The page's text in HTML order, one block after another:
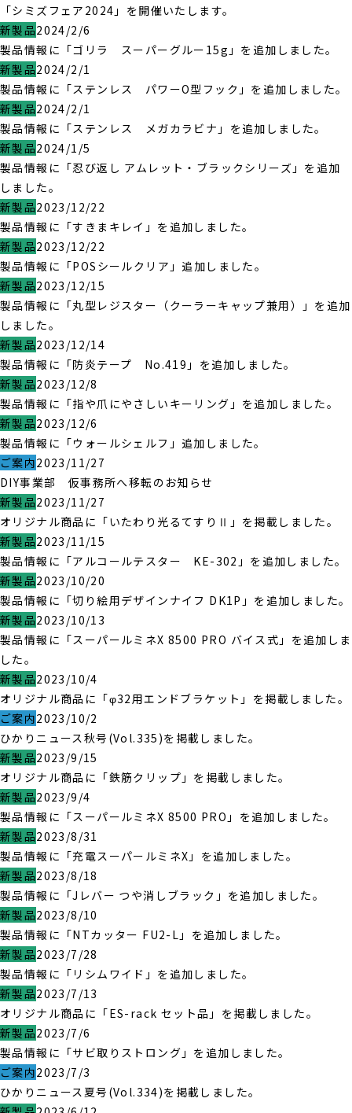
「シミズフェア2024」を開催いたします。
新製品2024/2/6
製品情報に「ゴリラ スーパーグルー15g」を追加しました。
新製品2024/2/1
製品情報に「ステンレス パワーO型フック」を追加しました。
新製品2024/2/1
製品情報に「ステンレス メガカラビナ」を追加しました。
新製品2024/1/5
製品情報に「忍び返し アムレット・ブラックシリーズ」を追加
しました。
新製品2023/12/22
製品情報に「すきまキレイ」を追加しました。
新製品2023/12/22
製品情報に「POSシールクリア」追加しました。
新製品2023/12/15
製品情報に「丸型レジスター（クーラーキャップ兼用）」を追加
しました。
新製品2023/12/14
製品情報に「防炎テープ No.419」を追加しました。
新製品2023/12/8
製品情報に「指や爪にやさしいキーリング」を追加しました。
新製品2023/12/6
製品情報に「ウォールシェルフ」追加しました。
ご案内2023/11/27
DIY事業部 仮事務所へ移転のお知らせ
新製品2023/11/27
オリジナル商品に「いたわり光るてすりⅡ」を掲載しました。
新製品2023/11/15
製品情報に「アルコールテスター KE-302」を追加しました。
新製品2023/10/20
製品情報に「切り絵用デザインナイフ DK1P」を追加しました。
新製品2023/10/13
製品情報に「スーパールミネX 8500 PRO バイス式」を追加しま
した。
新製品2023/10/4
オリジナル商品に「φ32用エンドブラケット」を掲載しました。
ご案内2023/10/2
ひかりニュース秋号(Vol.335)を掲載しました。
新製品2023/9/15
オリジナル商品に「鉄筋クリップ」を掲載しました。
新製品2023/9/4
製品情報に「スーパールミネX 8500 PRO」を追加しました。
新製品2023/8/31
製品情報に「充電スーパールミネX」を追加しました。
新製品2023/8/18
製品情報に「Jレバー つや消しブラック」を追加しました。
新製品2023/8/10
製品情報に「NTカッター FU2-L」を追加しました。
新製品2023/7/28
製品情報に「リシムワイド」を追加しました。
新製品2023/7/13
オリジナル商品に「ES-rack セット品」を掲載しました。
新製品2023/7/6
製品情報に「サビ取りストロング」を追加しました。
ご案内2023/7/3
ひかりニュース夏号(Vol.334)を掲載しました。